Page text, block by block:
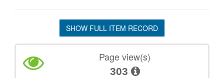
SHOW FULL ITEM RECORD
Page view(s)
303